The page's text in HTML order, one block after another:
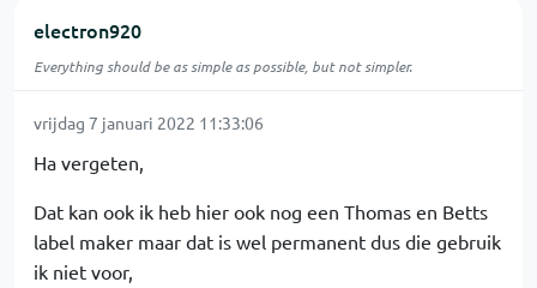
electron920
Everything should be as simple as possible, but not simpler.
vrijdag 7 januari 2022 11:33:06
Ha vergeten,
Dat kan ook ik heb hier ook nog een Thomas en Betts
label maker maar dat is wel permanent dus die gebruik
ik niet voor,